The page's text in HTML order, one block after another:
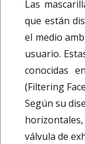
Las
que están
el medio
usuario.
conocidas
(Filtering
Según su
válvula de